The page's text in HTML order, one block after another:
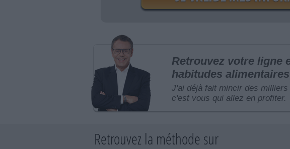
Retrouvez votre ligne
habitudes alimentaires
J'ai déjà fait mincir des
c'est vous qui allez en profiter.
Retrouvez la méthode sur